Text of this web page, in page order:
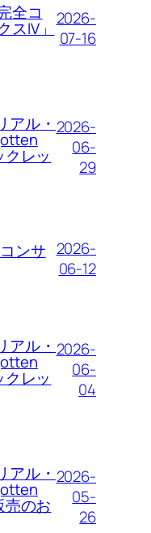
全コ
IV」 2026-
07-16
アル・
レッ
2026-
06-
29
ンサ 2026-
06-12
アル・
レッ
2026-
06-
04
アル・
売のお
2026-
05-
26